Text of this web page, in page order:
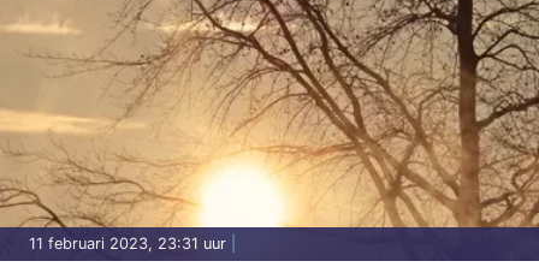
11 februari 2023, 23:31 uur